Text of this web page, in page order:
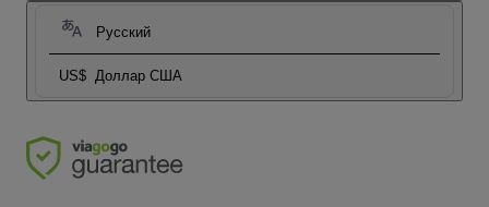
Русский
US$ Доллар США